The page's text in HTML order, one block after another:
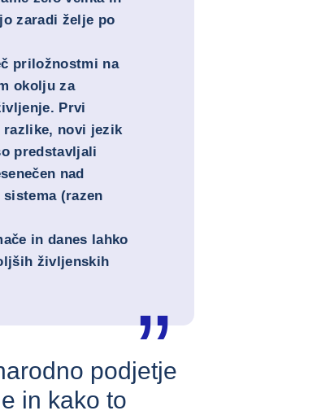
zaradi želje po
priložnostmi na
okolju za
Prvi
novi jezik
predstavljali
nad
(razen
in danes lahko
življenskih
podjetje
in kako to